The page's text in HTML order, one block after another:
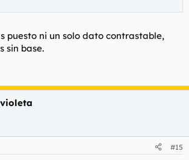
puesto ni un solo dato contrastable,
sin base.
#15